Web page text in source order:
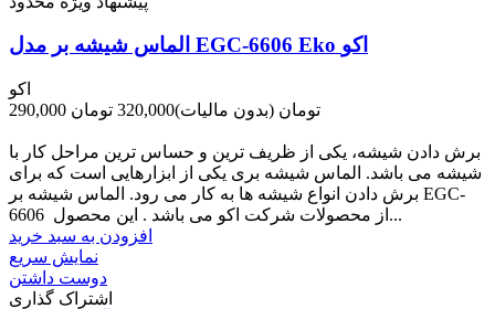
الماس شیشه بر مدل EGC-6606 Eko اکو
اکو
290,000 تومان (بدون مالیات)320,000 تومان
برش دادن شیشه، یکی از ظریف ترین و حساس ترین مراحل کار با
شیشه می باشد. الماس شیشه بری یکی از ابزارهایی است که برای
برش دادن انواع شیشه ها به کار می رود. الماس شیشه بر EGC-
6606 از محصولات شرکت اکو می باشد . این محصول...
افزودن به سبد خرید
نمایش سریع
دوست داشتن
اشتراک گذاری